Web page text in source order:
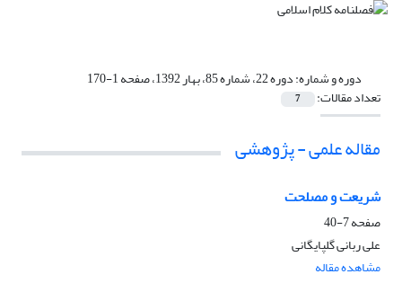
دوره و شماره:دوره 22، شماره 85، بهار 1392، صفحه 1-170
تعداد مقالات: 7
مقاله علمی - پژوهشی
شریعت و مصلحت
صفحه7-40
علی ربانی گلپایگانی
مشاهده مقاله